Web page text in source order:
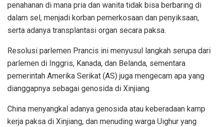
penahanan di mana pria dan wanita tidak bisa berbaring di
dalam sel, menjadi korban pemerkosaan dan penyiksaan,
serta adanya transplantasi organ secara paksa.
Resolusi parlemen Prancis ini menyusul langkah serupa dari
parlemen di Inggris, Kanada, dan Belanda, sementara
pemerintah Amerika Serikat (AS) juga mengecam apa yang
dianggapnya sebagai genosida di Xinjiang.
China menyangkal adanya genosida atau keberadaan kamp
kerja paksa di Xinjiang, dan menuding warga Uighur yang